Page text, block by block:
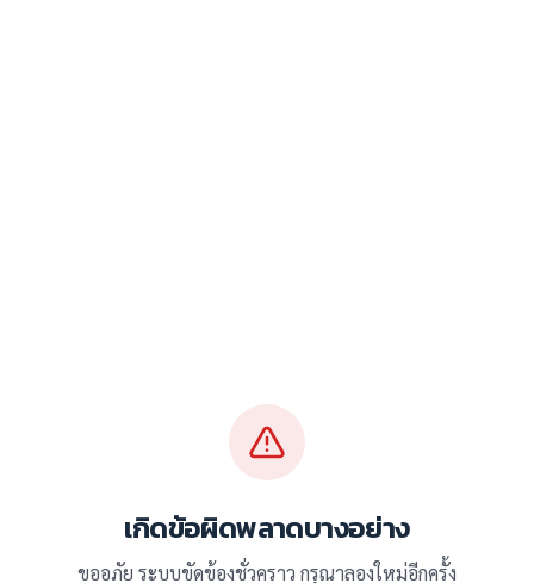
เกิดข้อผิดพลาดบางอย่าง
ขออภัย ระบบขัดข้องชั่วคราว กรุณาลองใหม่อีกครั้ง